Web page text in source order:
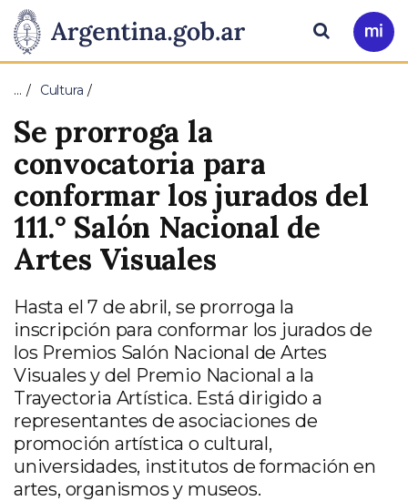
Presidencia
de
la
Nación
Pasar al contenido principal
Ir
a
Buscar
… Cultura
Se prorroga la
convocatoria para
conformar los jurados del
111.° Salón Nacional de
Artes Visuales
Hasta el 7 de abril, se prorroga la
inscripción para conformar los jurados de
los Premios Salón Nacional de Artes
Visuales y del Premio Nacional a la
Trayectoria Artística. Está dirigido a
representantes de asociaciones de
promoción artística o cultural,
universidades, institutos de formación en
artes, organismos y museos.